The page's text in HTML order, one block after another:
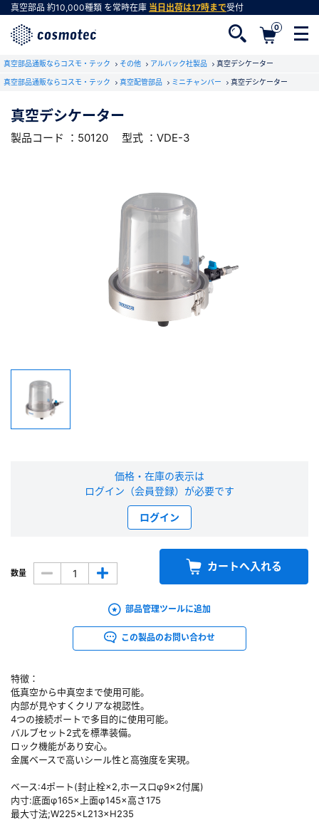
真空部品 約10,000種類 を常時在庫 当日出荷は17時まで受付
0
真空部品通販ならコスモ・テック その他 アルバック社製品 真空デシケーター
真空部品通販ならコスモ・テック 真空配管部品 ミニチャンバー 真空デシケーター
真空デシケーター
製品コード ：50120 型式 ：VDE-3
特徴：
低真空から中真空まで使用可能。
内部が見やすくクリアな視認性。
4つの接続ポートで多目的に使用可能。
バルブセット2式を標準装備。
ロック機能があり安心。
金属ベースで高いシール性と高強度を実現。
ベース:4ポート(封止栓×2,ホース口φ9×2付属)
内寸:底面φ165×上面φ145×高さ175
最大寸法;W225×L213×H235
価格・在庫の表示は
ログイン（会員登録）が必要です
ログイン
数量 カートへ入れる
部品管理ツールに追加
この製品のお問い合わせ
RoHS2適合報告書のダウンロード
下記製品のRoHS2適合報告書のダウンロードをします。
真空デシケーター
型式 ：VDE-3 製品コード ：50120
ダウンロードする
会員登録がお済みでない方
会員登録をすれば、便利な機能がご利用いただけ
があります。また当社の判断によりお断りする場合があります。
ログイン
※パスワードをお忘れの方は、パスワード再発行ページ
お問い合わせページ